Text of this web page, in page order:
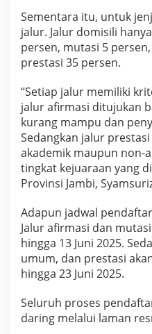
0
2
5
Sementara itu, untuk
jalur. Jalur domisili
persen, mutasi 5
prestasi 35 persen.
“Setiap jalur memiliki
jalur afirmasi ditujukan
kurang mampu dan
Sedangkan jalur
akademik maupun non-
tingkat kejuaraan yang
Provinsi Jambi,
Adapun jadwal
Jalur afirmasi dan
hingga 13 Juni 2025.
umum, dan prestasi
hingga 23 Juni 2025.
Seluruh proses
daring melalui laman